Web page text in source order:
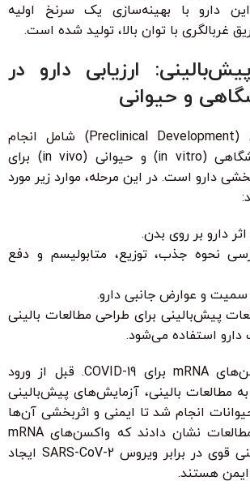
دارو با بهینه‌سازی یک سرنخ اولیه
غربالگری با توان بالا، تولید شده است.
ارزیابی دارو در
و حیوانی
توسعه پیش‌بالینی (Preclinical Development) شامل انجام
آزمایش‌های آزمایشگاهی (in vitro) و حیوانی (in vivo) برای
دارو است. در این مرحله، موارد زیر مورد
دارو بر روی بدن.
نحوه جذب، توزیع، متابولیسم و دفع
و عوارض جانبی دارو.
پیش‌بالینی برای طراحی مطالعات بالینی
استفاده می‌شود.
توسعه واکسن‌های mRNA برای COVID-19. قبل از ورود
واکسن‌های mRNA به مطالعات بالینی، آزمایش‌های پیش‌بالینی
انجام شد تا ایمنی و اثربخشی آن‌ها
ارزیابی شود. این مطالعات نشان دادند که واکسن‌های mRNA
می‌توانند پاسخ ایمنی قوی در برابر ویروس SARS-CoV-2 ایجاد
هستند.